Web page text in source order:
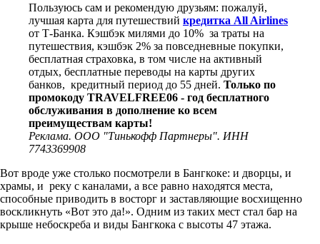
Пользуюсь сам и рекомендую друзьям: пожалуй,
лучшая карта для путешествий кредитка All Airlines
от Т-Банка. Кэшбэк милями до 10% за траты на
путешествия, кэшбэк 2% за повседневные покупки,
бесплатная страховка, в том числе на активный
отдых, бесплатные переводы на карты других
банков, кредитный период до 55 дней. Только по
промокоду TRAVELFREE06 - год бесплатного
обслуживания в дополнение ко всем
преимуществам карты!
Реклама. ООО "Тинькофф Партнеры". ИНН
7743369908
Вот вроде уже столько посмотрели в Бангкоке: и дворцы, и
храмы, и реку с каналами, а все равно находятся места,
способные приводить в восторг и заставляющие восхищенно
воскликнуть «Вот это да!». Одним из таких мест стал бар на
крыше небоскреба и виды Бангкока с высоты 47 этажа.